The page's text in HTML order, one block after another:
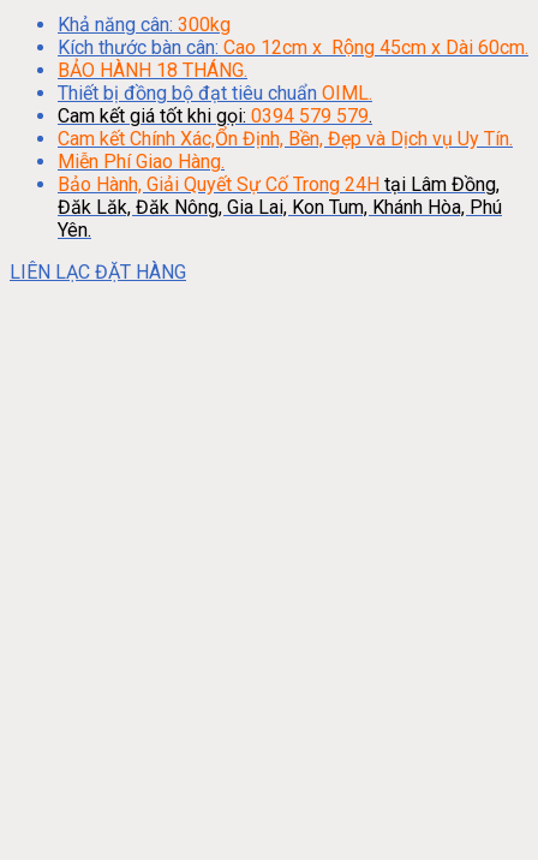
Khả năng cân: 300kg
Kích thước bàn cân: Cao 12cm x Rộng 45cm x Dài 60cm.
BẢO HÀNH 18 THÁNG.
Thiết bị đồng bộ đạt tiêu chuẩn OIML.
Cam kết giá tốt khi gọi: 0394 579 579.
Cam kết Chính Xác,Ổn Định, Bền, Đẹp và Dịch vụ Uy Tín.
Miễn Phí Giao Hàng.
Bảo Hành, Giải Quyết Sự Cố Trong 24H tại Lâm Đồng,
Đăk Lăk, Đăk Nông, Gia Lai, Kon Tum, Khánh Hòa, Phú
Yên.
LIÊN LẠC ĐẶT HÀNG